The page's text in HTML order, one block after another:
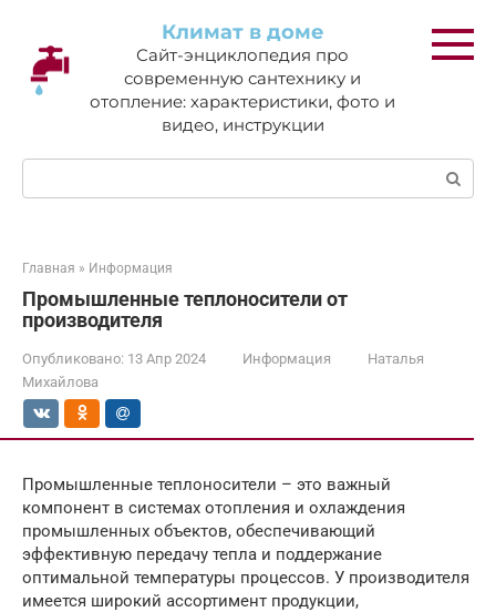
контенту
Климат в доме
Сайт-энциклопедия про
современную сантехнику и
отопление: характеристики, фото и
видео, инструкции
Поиск:
Главная » Информация
Промышленные теплоносители от
производителя
Опубликовано: 13 Апр 2024 Информация
Наталья
Михайлова
Промышленные теплоносители – это важный
компонент в системах отопления и охлаждения
промышленных объектов, обеспечивающий
эффективную передачу тепла и поддержание
оптимальной температуры процессов. У производителя
имеется широкий ассортимент продукции,